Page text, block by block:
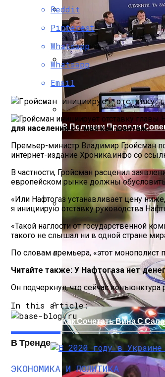
G7 Договорились
Растущая Концентрация
Коронавирус В США
Извержение Вулкана На
В Полиции Провели
Как Сочетать Вина С
Reddit
Pinterest
Whatsapp
Whatsapp
Email
для населения с 1 мая как шантаж.
Премьер-министр Владимир Гройсман
интернет-издание Хроника.инфо со
В частности, Гройсман расценил
европейском рынке должны
«Или Нафтогаз устанавливает цену
я инициирую отставку руководства
«Такой наглости от государственной
такого не слышал ни в одной стране
По словам премьера, «этот
Читайте также: У Нафтогаза нет
Он подчеркнул, что сейчас
In this article:
В Тренде
ЭКОНОМИКА И ПОЛИТИКА